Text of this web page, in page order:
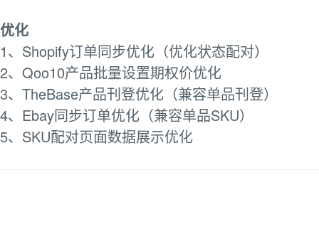
优化
1、Shopify订单同步优化（优化状态配对）
2、Qoo10产品批量设置期权价优化
3、TheBase产品刊登优化（兼容单品刊登）
4、Ebay同步订单优化（兼容单品SKU）
5、SKU配对页面数据展示优化